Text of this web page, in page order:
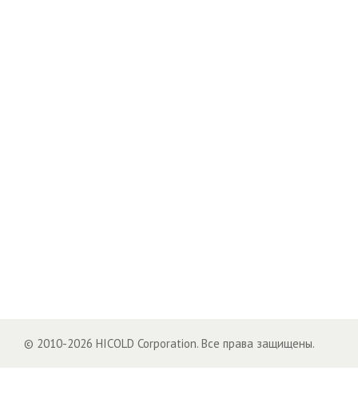
© 2010-2026 HICOLD Corporation. Все права защищены.